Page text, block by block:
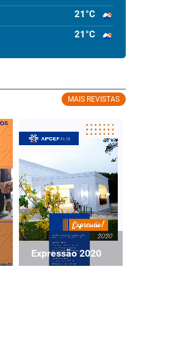
21°C
21°C
MAIS REVISTAS
Expressão 2020